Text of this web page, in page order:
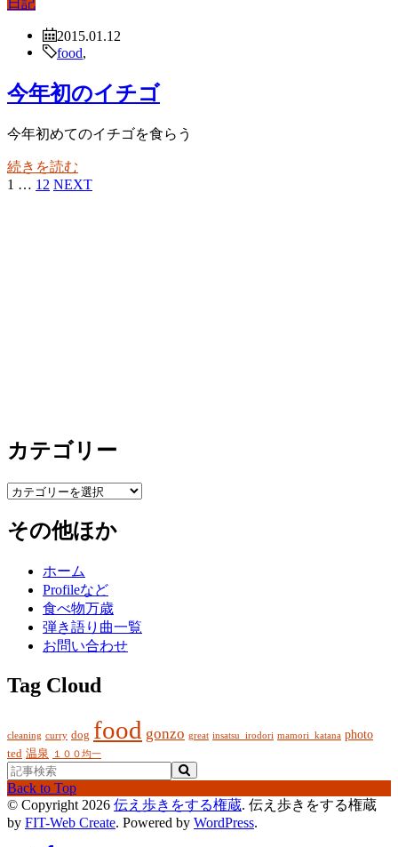
日記
2015.01.12
food
今年初のイチゴ
今年初めてのイチゴを食らう
続きを読む
1 … 12 NEXT
カテゴリー
カ
ゴ
リ
その他ほか
ホーム
Profileなど
食べ物万歳
弾き語り曲一覧
お問い合わせ
Tag Cloud
cleaning curry dog food gonzo great insatsu_irodori mamori_katana photo
ted 温泉 １００均一
Back to Top
© Copyright 2026 伝え歩きをする権蔵. 伝え歩きをする権蔵
by FIT-Web Create. Powered by WordPress.